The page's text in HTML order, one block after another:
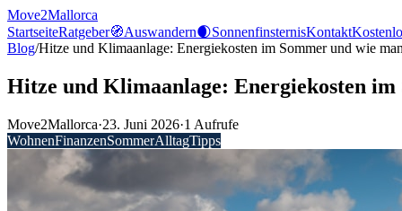
Move2Mallorca
StartseiteRatgeber🧭Auswandern🌒SonnenfinsternisKontakt
Blog/Hitze und Klimaanlage: Energiekosten im Sommer und wie
Hitze und Klimaanlage: Energiekosten
Move2Mallorca·23. Juni 2026·1 Aufrufe
WohnenFinanzenSommerAlltagTipps